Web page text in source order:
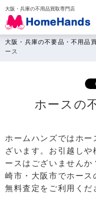
大阪・兵庫の不用品買取専門店
大阪・兵庫の不要品・不用品
ース
ホースの
ホームハンズではホ
ざいます。お引越し
ースはございません
崎市・大阪市でホース
無料査定をご利用くだ